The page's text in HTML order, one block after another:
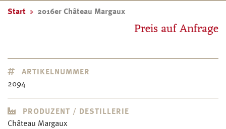
Start 2016er Château Margaux
Preis auf Anfrage
ARTIKELNUMMER
2094
PRODUZENT / DESTILLERIE
Château Margaux